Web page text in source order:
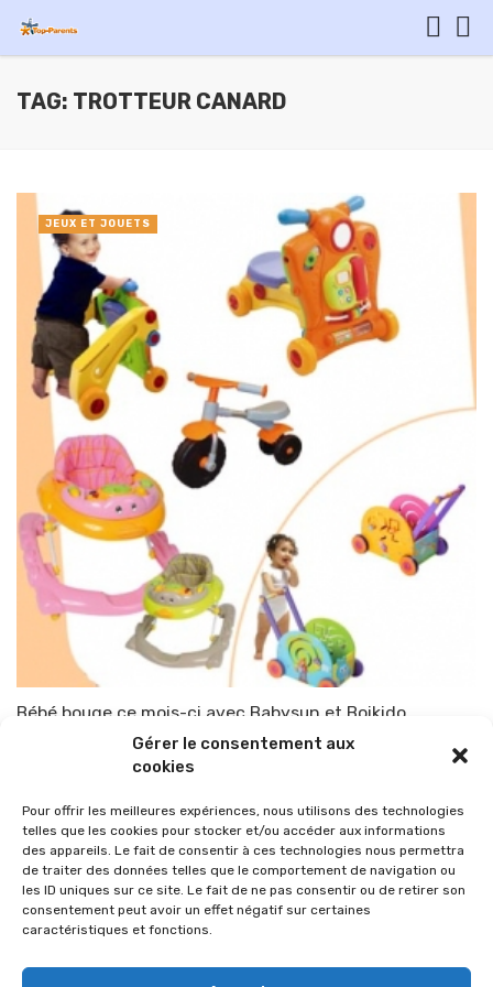
Gérer le consentement aux
cookies
Pour offrir les meilleures expériences, nous utilisons des technologies
telles que les cookies pour stocker et/ou accéder aux informations
des appareils. Le fait de consentir à ces technologies nous permettra
de traiter des données telles que le comportement de navigation ou
les ID uniques sur ce site. Le fait de ne pas consentir ou de retirer son
consentement peut avoir un effet négatif sur certaines
caractéristiques et fonctions.
TAG: TROTTEUR CANARD
Bébé bouge ce mois-ci avec Babysun et Boikido
TOP-PARENTS 16 novembre 2010
JEUX ET JOUETS